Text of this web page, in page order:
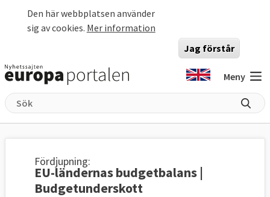
Den här webbplatsen använder
sig av cookies. Mer information
Jag förstår
Meny
Fördjupning:
EU-ländernas budgetbalans |
Budgetunderskott